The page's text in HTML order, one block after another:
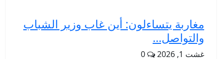
مغاربة يتساءلون: أين غاب وزير الشباب
والتواصل...
غشت 1, 2026 0